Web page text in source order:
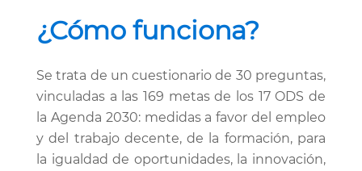
¿Cómo funciona?
Se trata de un cuestionario de 30 preguntas,
vinculadas a las 169 metas de los 17 ODS de
la Agenda 2030: medidas a favor del empleo
y del trabajo decente, de la formación, para
la igualdad de oportunidades, la innovación,